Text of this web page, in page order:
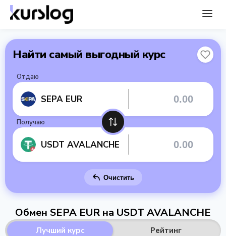
Найти самый выгодный курс
Отдаю
SEPA EUR
Получаю
USDT AVALANCHE
Очистить
Обмен SEPA EUR на USDT AVALANCHE
Лучший курс Рейтинг